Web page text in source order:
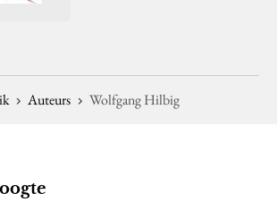
Auteurs Wolfgang Hilbig